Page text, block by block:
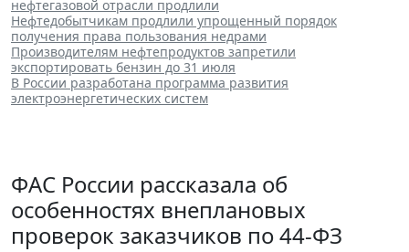
нефтегазовой отрасли продлили
Нефтедобытчикам продлили упрощенный порядок
получения права пользования недрами
Производителям нефтепродуктов запретили
экспортировать бензин до 31 июля
В России разработана программа развития
электроэнергетических систем
ФАС России рассказала об
особенностях внеплановых
проверок заказчиков по 44-ФЗ